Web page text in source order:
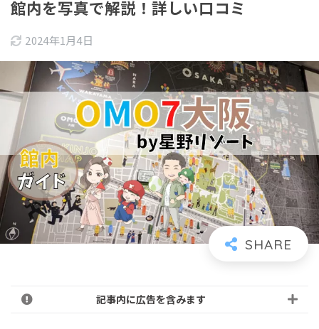
館内を写真で解説！詳しい口コミ
2024年1月4日
記事内に広告を含みます